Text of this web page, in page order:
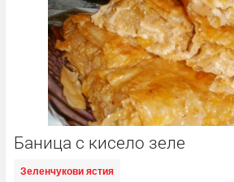
Баница с кисело зеле
Зеленчукови ястия